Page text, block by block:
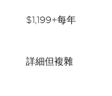
$1,199+每年
詳細但複雜